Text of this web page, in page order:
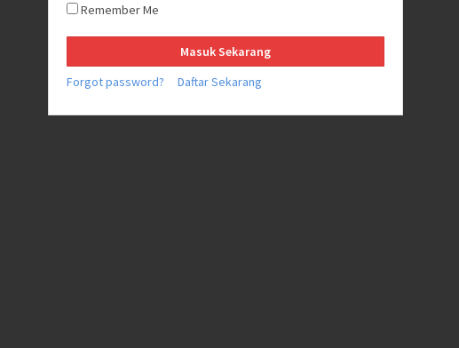
Remember Me
Forgot password? Daftar Sekarang